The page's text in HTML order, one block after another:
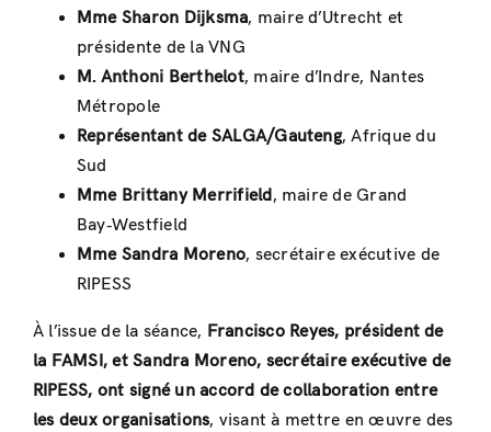
Mme Sharon Dijksma, maire d’Utrecht et
présidente de la VNG
M. Anthoni Berthelot, maire d’Indre, Nantes
Métropole
Représentant de SALGA/Gauteng, Afrique du
Sud
Mme Brittany Merrifield, maire de Grand
Bay‑Westfield
Mme Sandra Moreno, secrétaire exécutive de
RIPESS
À l’issue de la séance, Francisco Reyes, président de
la FAMSI, et Sandra Moreno, secrétaire exécutive de
RIPESS, ont signé un accord de collaboration entre
les deux organisations, visant à mettre en œuvre des